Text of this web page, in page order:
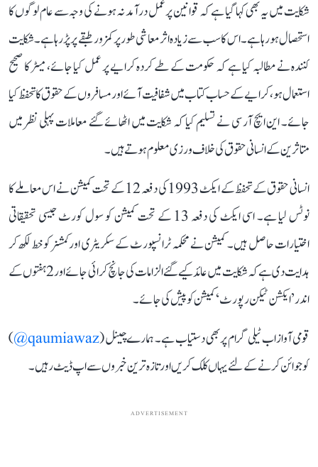
شکایت میں یہ بھی کہا گیا ہے کہ قوانین پر عمل درآمد نہ ہونے کی وجہ سے عام لوگوں کا
استحصال ہو رہا ہے۔ اس کا سب سے زیادہ اثر معاشی طور پر کمزور طبقے پر پڑ رہا ہے۔ شکایت
کنندہ نے مطالبہ کیا ہے کہ حکومت کے طے کردہ کرایے پر عمل کیا جائے، میٹر کا صحیح
استعمال ہو، کرایے کے حساب کتاب میں شفافیت آئے اور مسافروں کے حقوق کا تحفظ کیا
جائے۔ این ایچ آر سی نے تسلیم کیا کہ شکایت میں اٹھائے گئے معاملات پہلی نظر میں
متاثرین کے انسانی حقوق کی خلاف ورزی معلوم ہوتے ہیں۔
انسانی حقوق کے تحفظ کے ایکٹ 1993 کی دفعہ 12 کے تحت کمیشن نے اس معاملے کا
نوٹس لیا ہے۔ اسی ایکٹ کی دفعہ 13 کے تحت کمیشن کو سول کورٹ جیسی تحقیقاتی
اختیارات حاصل ہیں۔ کمیشن نے محکمہ ٹرانسپورٹ کے سکریٹری اور کمشنر کو خط لکھ کر
ہدایت دی ہے کہ شکایت میں عائد کیے گئے الزامات کی جانچ کرائی جائے اور 2 ہفتوں کے
اندر ’ایکشن ٹیکن رپورٹ‘ کمیشن کو پیش کی جائے۔
قومی آواز اب ٹیلی گرام پر بھی دستیاب ہے۔ ہمارے چینل (qaumiawaz@
)
کو جوائن کرنے کے لئے یہاں کلک کریں اور تازہ ترین خبروں سے اپ ڈیٹ رہیں۔
ADVERTISEMENT